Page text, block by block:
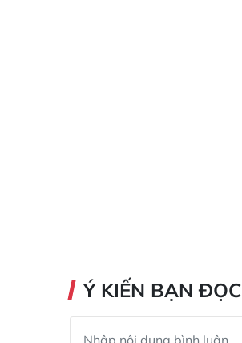
Ý KIẾN BẠN ĐỌC